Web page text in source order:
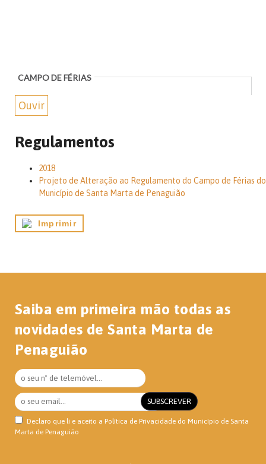
CAMPO DE FÉRIAS
Ouvir
Regulamentos
2018
Projeto de Alteração ao Regulamento do Campo de Férias do
Município de Santa Marta de Penaguião
Imprimir
Saiba em primeira mão todas as
novidades de Santa Marta de
Penaguião
Declaro que li e aceito a Política de Privacidade do Município de Santa
Marta de Penaguião